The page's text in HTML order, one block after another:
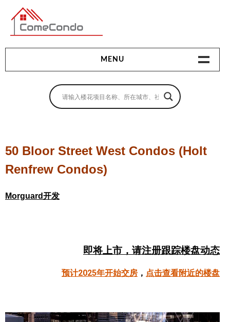
多伦多最新最全的楼花搜索引擎
MENU
地产相关
卖房指南
租房指南
帮您卖房
多伦多地产
大多伦多地区楼花开发商名录
50 Bloor Street West Condos (Holt
Renfrew Condos)
Morguard开发
即将上市，请注册跟踪楼盘动态
预计2025年开始交房 ， 点击查看附近的楼盘